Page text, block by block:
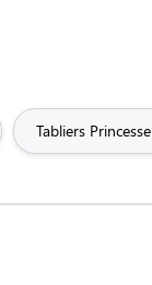
Tabliers Princesse